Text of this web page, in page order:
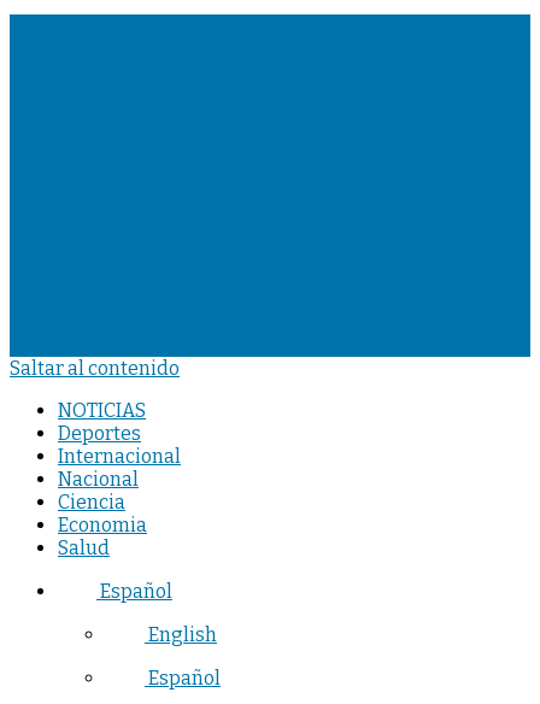
Saltar al contenido
NOTICIAS
Deportes
Internacional
Nacional
Ciencia
Economia
Salud
Español
English
Español